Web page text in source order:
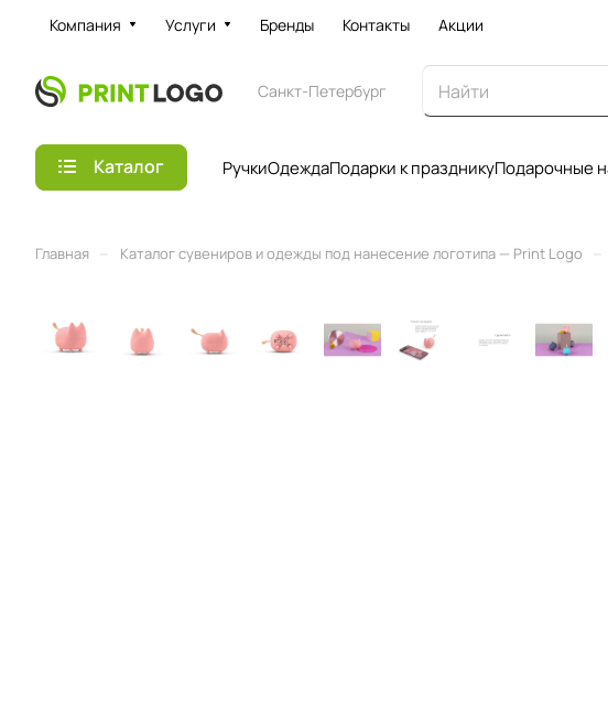
Компания Услуги Бренды Контакты Акции
Санкт-Петербург
Каталог РучкиОдеждаПодарки к праздникуПодарочные
Главная Каталог сувениров и одежды под нанесение логотипа — Print Logo